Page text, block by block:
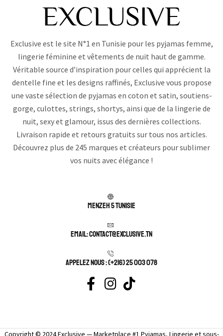
Exclusive est le site N°1 en Tunisie pour les pyjamas femme,
lingerie féminine et vêtements de nuit haut de gamme.
Véritable source d’inspiration pour celles qui apprécient la
dentelle fine et les designs raffinés, Exclusive vous propose
une vaste sélection de pyjamas en coton et satin, soutiens-
gorge, culottes, strings, shortys, ainsi que de la lingerie de
nuit, sexy et glamour, issus des dernières collections.
Livraison rapide et retours gratuits sur tous nos articles.
Découvrez plus de 245 marques et créateurs pour sublimer
vos nuits avec élégance !
Menzeh 5 TUNISIE
Email: contact@exclusive.tn
APPELEZ NOUS : (+216) 25 003 078
Copyright © 2024 Exclusive — Marketplace #1 Pyjamas, Lingerie et sous-